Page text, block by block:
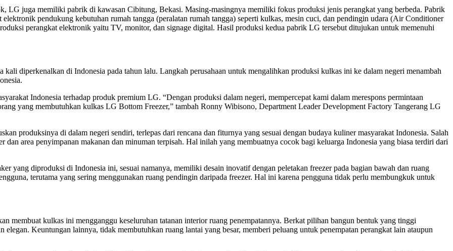
LG juga memiliki pabrik di kawasan Cibitung, Bekasi. Masing-masingnya memiliki fokus produksi jenis perangkat yang berbeda. Pabrik
pendukung kebutuhan rumah tangga (peralatan rumah tangga) seperti kulkas, mesin cuci, dan pendingin udara (Air Conditioner
perangkat elektronik yaitu TV, monitor, dan signage digital. Hasil produksi kedua pabrik LG tersebut ditujukan untuk memenuhi
diperkenalkan di Indonesia pada tahun lalu. Langkah perusahaan untuk mengalihkan produksi kulkas ini ke dalam negeri menambah
Indonesia terhadap produk premium LG. “Dengan produksi dalam negeri, mempercepat kami dalam merespons permintaan
yang membutuhkan kulkas LG Bottom Freezer,” tambah Ronny Wibisono, Department Leader Development Factory Tangerang LG
produksinya di dalam negeri sendiri, terlepas dari rencana dan fiturnya yang sesuai dengan budaya kuliner masyarakat Indonesia. Salah
dan area penyimpanan makanan dan minuman terpisah. Hal inilah yang membuatnya cocok bagi keluarga Indonesia yang biasa terdiri dari
yang diproduksi di Indonesia ini, sesuai namanya, memiliki desain inovatif dengan peletakan freezer pada bagian bawah dan ruang
terutama yang sering menggunakan ruang pendingin daripada freezer. Hal ini karena pengguna tidak perlu membungkuk untuk
membuat kulkas ini mengganggu keseluruhan tatanan interior ruang penempatannya. Berkat pilihan bangun bentuk yang tinggi
Keuntungan lainnya, tidak membutuhkan ruang lantai yang besar, memberi peluang untuk penempatan perangkat lain ataupun